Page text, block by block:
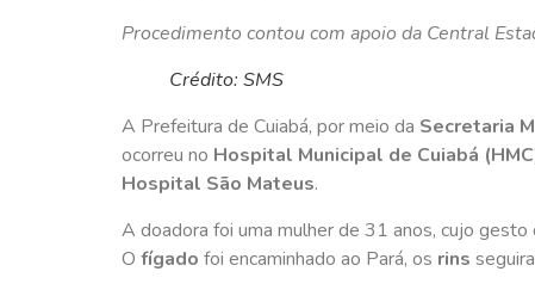
Procedimento contou com apoio da Central
Crédito: SMS
A Prefeitura de Cuiabá, por meio da Secretaria
ocorreu no Hospital Municipal de Cuiabá
Hospital São Mateus.
A doadora foi uma mulher de 31 anos, cujo
O fígado foi encaminhado ao Pará, os rins